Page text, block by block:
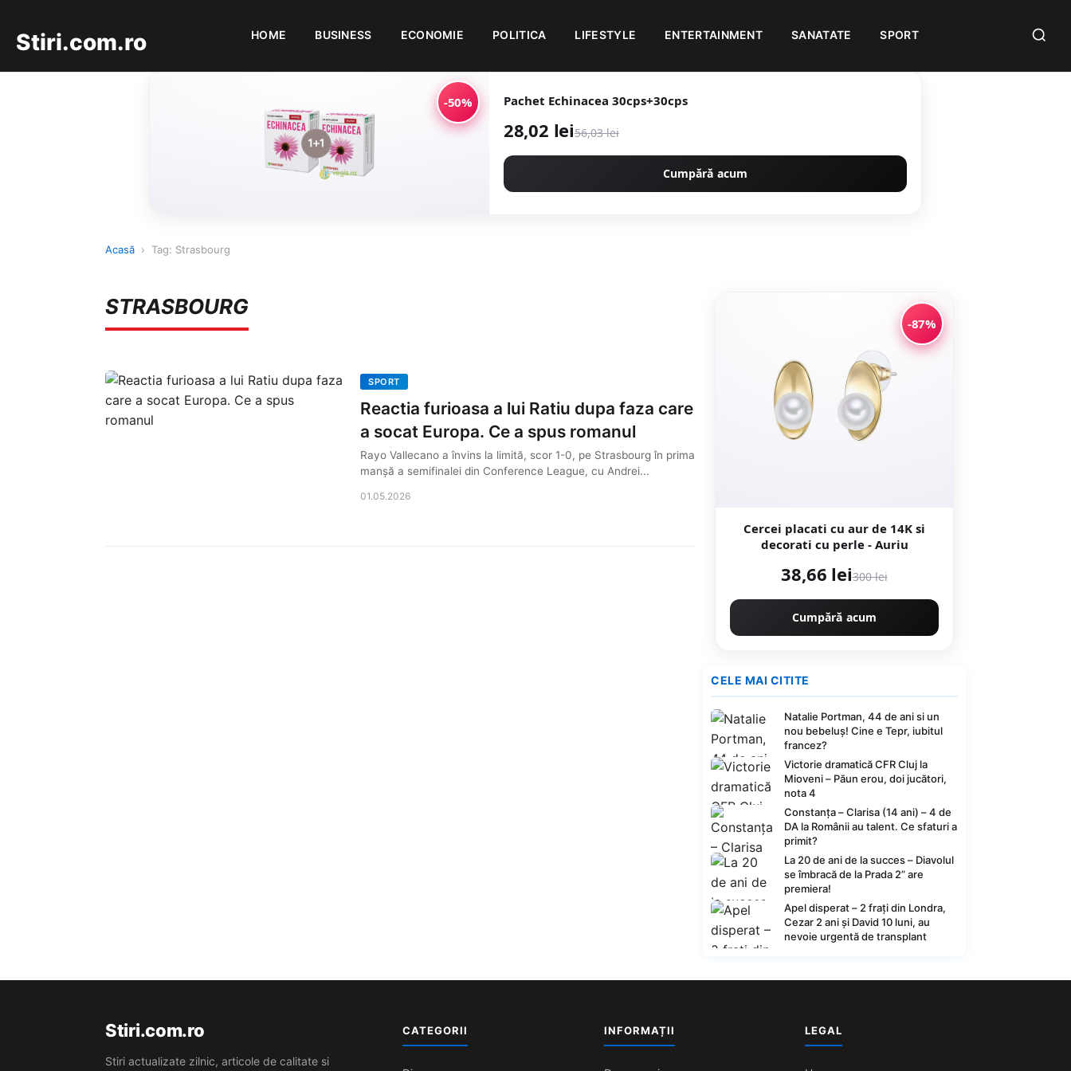
Stiri.com.ro HOME BUSINESS ECONOMIE POLITICA LIFESTYLE ENTERTAINMENT SANATATE SPORT
-50% Pachet Echinacea 30cps+30cps
28,02 lei56,03 lei
Cumpără acum
Acasă › Tag: Strasbourg
STRASBOURG
SPORT
Reactia furioasa a lui Ratiu dupa faza care
a socat Europa. Ce a spus romanul
Rayo Vallecano a învins la limită, scor 1-0, pe Strasbourg în prima
manșă a semifinalei din Conference League, cu Andrei...
01.05.2026
-87%
Cercei placati cu aur de 14K si
decorati cu perle - Auriu
38,66 lei300 lei
Cumpără acum
CELE MAI CITITE
Natalie Portman, 44 de ani si un
nou bebeluș! Cine e Tepr, iubitul
francez?
Victorie dramatică CFR Cluj la
Mioveni – Păun erou, doi jucători,
nota 4
Constanța – Clarisa (14 ani) – 4 de
DA la Românii au talent. Ce sfaturi a
primit?
La 20 de ani de la succes – Diavolul
se îmbracă de la Prada 2” are
premiera!
Apel disperat – 2 frați din Londra,
Cezar 2 ani și David 10 luni, au
nevoie urgentă de transplant
Stiri.com.ro
Stiri actualizate zilnic, articole de calitate si
CATEGORII INFORMAȚII LEGAL